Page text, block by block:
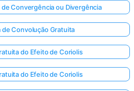
Convergência ou Divergência
de Convolução Gratuita
do Efeito de Coriolis
do Efeito de Coriolis